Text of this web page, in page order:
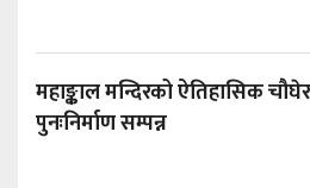
महाङ्काल मन्दिरको ऐतिहासिक
पुनःनिर्माण सम्पन्न